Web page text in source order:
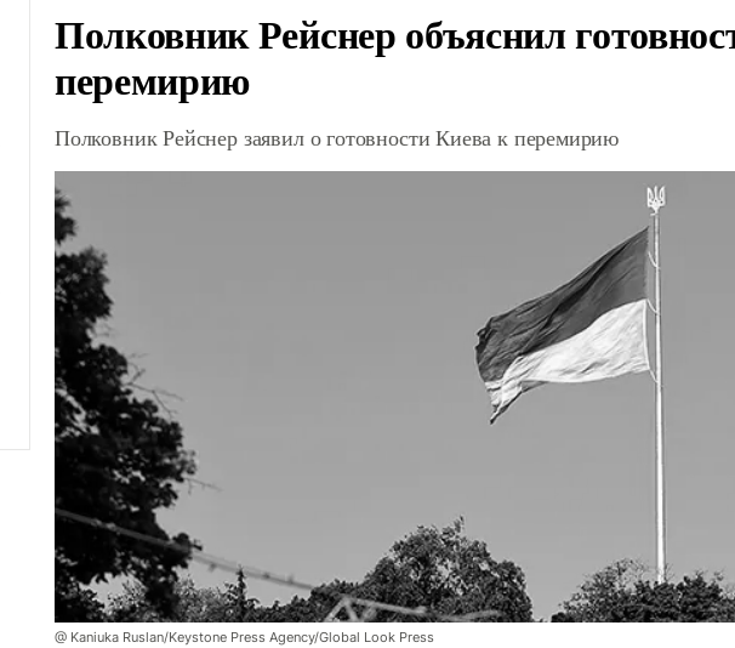
Полковник Рейснер объяснил
перемирию
Полковник Рейснер заявил о готовности Киева к перемирию
@ Kaniuka Ruslan/Keystone Press Agency/Global Look Press